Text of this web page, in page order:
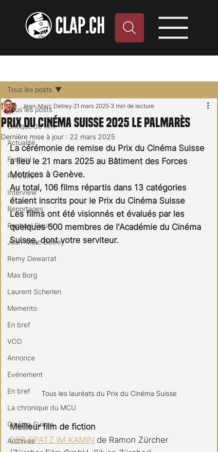
Tous les posts
Critique de film
Actualité
Festival
Portraits
Interview
Reportages
Raphael Fleury
Jean-Marc Detrey
Remy Dewarrat
Max Borg
Laurent Scherlen
Memento
En bref
VOD
Annonce
Evénement
En bref
La chronique du MCU
Cinéma Suisse
Archives
Tous les posts
Prix du Cinéma Suisse 2025 le palmarès
Jean-Marc Detrey 21 mars 2025 3 min de lecture
Dernière mise à jour : 22 mars 2025
La cérémonie de remise du Prix du Cinéma Suisse
a lieu le 21 mars 2025 au Bâtiment des Forces
Motrices à Genève.
Au total, 106 films répartis dans 13 catégories
étaient inscrits pour le Prix du Cinéma Suisse
Les films ont été visionnés et évalués par les
quelques 500 membres de l'Académie du Cinéma
Suisse, dont votre serviteur.
Tous les lauréats du Prix du Cinéma Suisse
Meilleur film de fiction
DER SPATZ IM KAMIN de Ramon Zürcher